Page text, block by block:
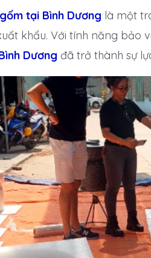
tại Bình Dương là một
khẩu. Với tính năng bảo
Dương đã trở thành sự